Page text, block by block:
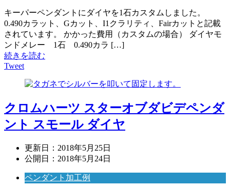
キーパーペンダントにダイヤを1石カスタムしました。
0.490カラット、Gカット、I1クラリティ、Fairカットと記載
されています。 かかった費用（カスタムの場合） ダイヤモ
ンドメレー 1石 0.490カラ […]
続きを読む
Tweet
クロムハーツ スターオブダビデペンダ
ント スモール ダイヤ
更新日： 2018年5月25日
公開日： 2018年5月24日
ペンダント加工例